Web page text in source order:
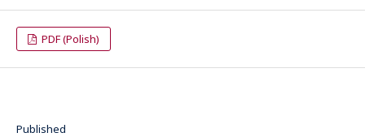
PDF (Polish)
Published